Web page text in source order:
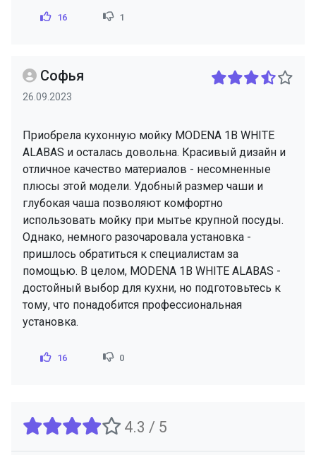
16 1
Софья
26.09.2023
Приобрела кухонную мойку MODENA 1B WHITE
ALABAS и осталась довольна. Красивый дизайн и
отличное качество материалов - несомненные
плюсы этой модели. Удобный размер чаши и
глубокая чаша позволяют комфортно
использовать мойку при мытье крупной посуды.
Однако, немного разочаровала установка -
пришлось обратиться к специалистам за
помощью. В целом, MODENA 1B WHITE ALABAS -
достойный выбор для кухни, но подготовьтесь к
тому, что понадобится профессиональная
установка.
16 0
4.3 / 5